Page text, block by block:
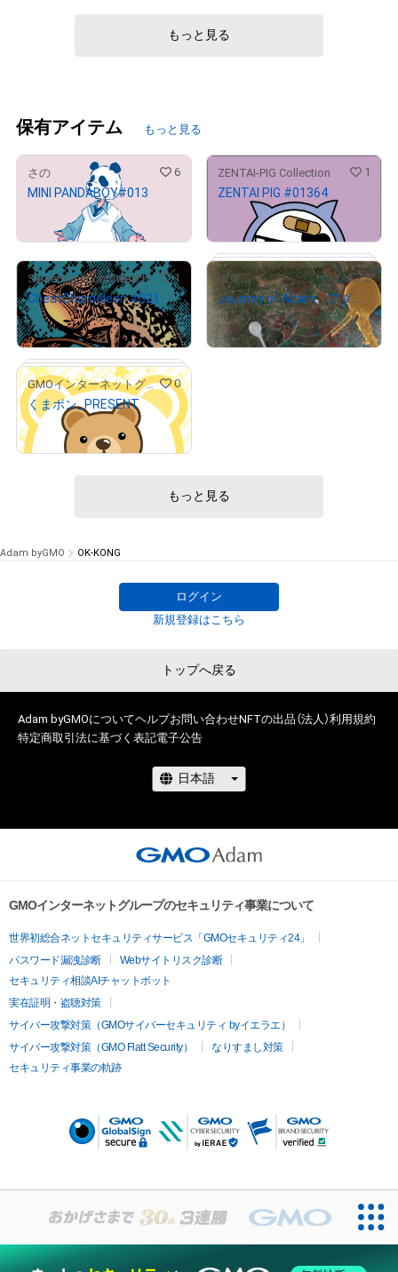
もっと見る
保有アイテム もっと見る
さの 6
MINI PANDABOY#013
ZENTAI-PIG Collection 1
ZENTAI PIG #01364
1,000
SweetVacationCheatChameleon 1
CheatChameleon #021
¥5,000
坂東工 2
¥2,600
GMOインターネットグループ公式キャラクター「くまポン」 0
くまポン_PRESENT
¥1,000
もっと見る
Adam byGMO OK-KONG
ログイン
新規登録はこちら
トップへ戻る
Adam byGMOについてヘルプお問い合わせNFTの出品（法人）利用規約
特定商取引法に基づく表記電子公告
GMOインターネットグループのセキュリティ事業について
世界初総合ネットセキュリティサービス「GMOセキュリティ24」
パスワード漏洩診断
Webサイトリスク診断
セキュリティ相談AIチャットボット
実在証明・盗聴対策
サイバー攻撃対策（GMOサイバーセキュリティ byイエラエ）
サイバー攻撃対策（GMO Flatt Security）
なりすまし対策
セキュリティ事業の軌跡